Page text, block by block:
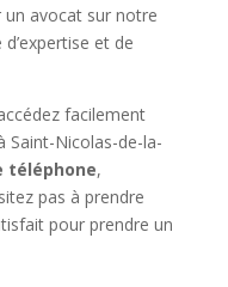
un avocat sur notre
et de
facilement
Saint-Nicolas-de-la-
téléphone,
pas à prendre
pour prendre un